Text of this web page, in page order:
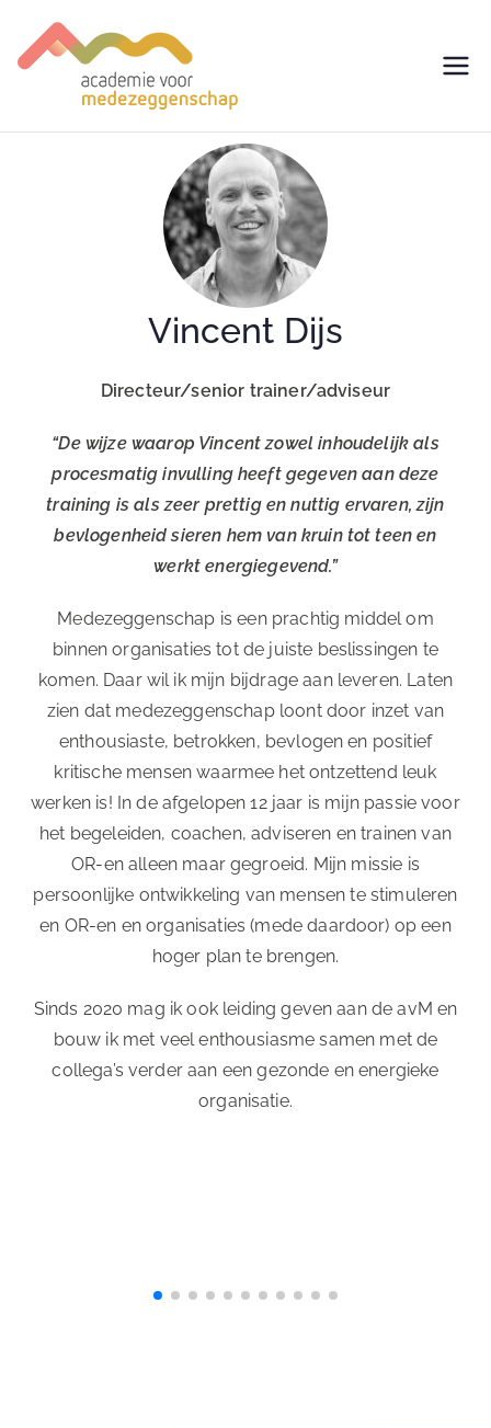
Academie
voor
Medezegg
enschap
ondernemingsraad
Vincent Dijs
Directeur/senior trainer/adviseur
“De wijze waarop Vincent zowel inhoudelijk als
procesmatig invulling heeft gegeven aan deze
training is als zeer prettig en nuttig ervaren, zijn
bevlogenheid sieren hem van kruin tot teen en
werkt energiegevend.”
Medezeggenschap is een prachtig middel om
binnen organisaties tot de juiste beslissingen te
komen. Daar wil ik mijn bijdrage aan leveren. Laten
zien dat medezeggenschap loont door inzet van
enthousiaste, betrokken, bevlogen en positief
kritische mensen waarmee het ontzettend leuk
werken is! In de afgelopen 12 jaar is mijn passie voor
het begeleiden, coachen, adviseren en trainen van
OR-en alleen maar gegroeid. Mijn missie is
persoonlijke ontwikkeling van mensen te stimuleren
en OR-en en organisaties (mede daardoor) op een
hoger plan te brengen.
Sinds 2020 mag ik ook leiding geven aan de avM en
bouw ik met veel enthousiasme samen met de
collega’s verder aan een gezonde en energieke
organisatie.